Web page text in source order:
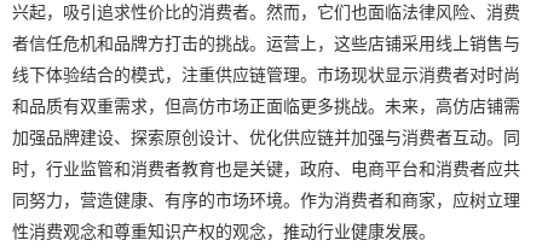
兴起，吸引追求性价比的消费者。然而，它们也面临法律风险、消费
者信任危机和品牌方打击的挑战。运营上，这些店铺采用线上销售与
线下体验结合的模式，注重供应链管理。市场现状显示消费者对时尚
和品质有双重需求，但高仿市场正面临更多挑战。未来，高仿店铺需
加强品牌建设、探索原创设计、优化供应链并加强与消费者互动。同
时，行业监管和消费者教育也是关键，政府、电商平台和消费者应共
同努力，营造健康、有序的市场环境。作为消费者和商家，应树立理
性消费观念和尊重知识产权的观念，推动行业健康发展。